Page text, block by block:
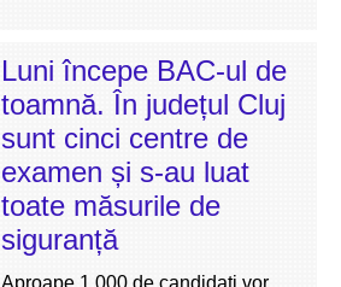
Luni începe BAC-ul de
toamnă. În județul Cluj
sunt cinci centre de
examen și s-au luat
toate măsurile de
siguranță
Aproape 1.000 de candidați vor